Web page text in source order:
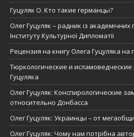
Гуцуляк О. Кто такие германцы?
Олег Гуцуляк – радник із
Інституту Культурної Дипломатії
Рецензия на книгу Олега Гуцуляка на
Тюркологические и
Гуцуляка
Олег Гуцуляк: Конспирологические
относительно Донбасса
Олег Гуцуляк: Украинцы – от
Олег Гуцуляк: Чому нам потрібна